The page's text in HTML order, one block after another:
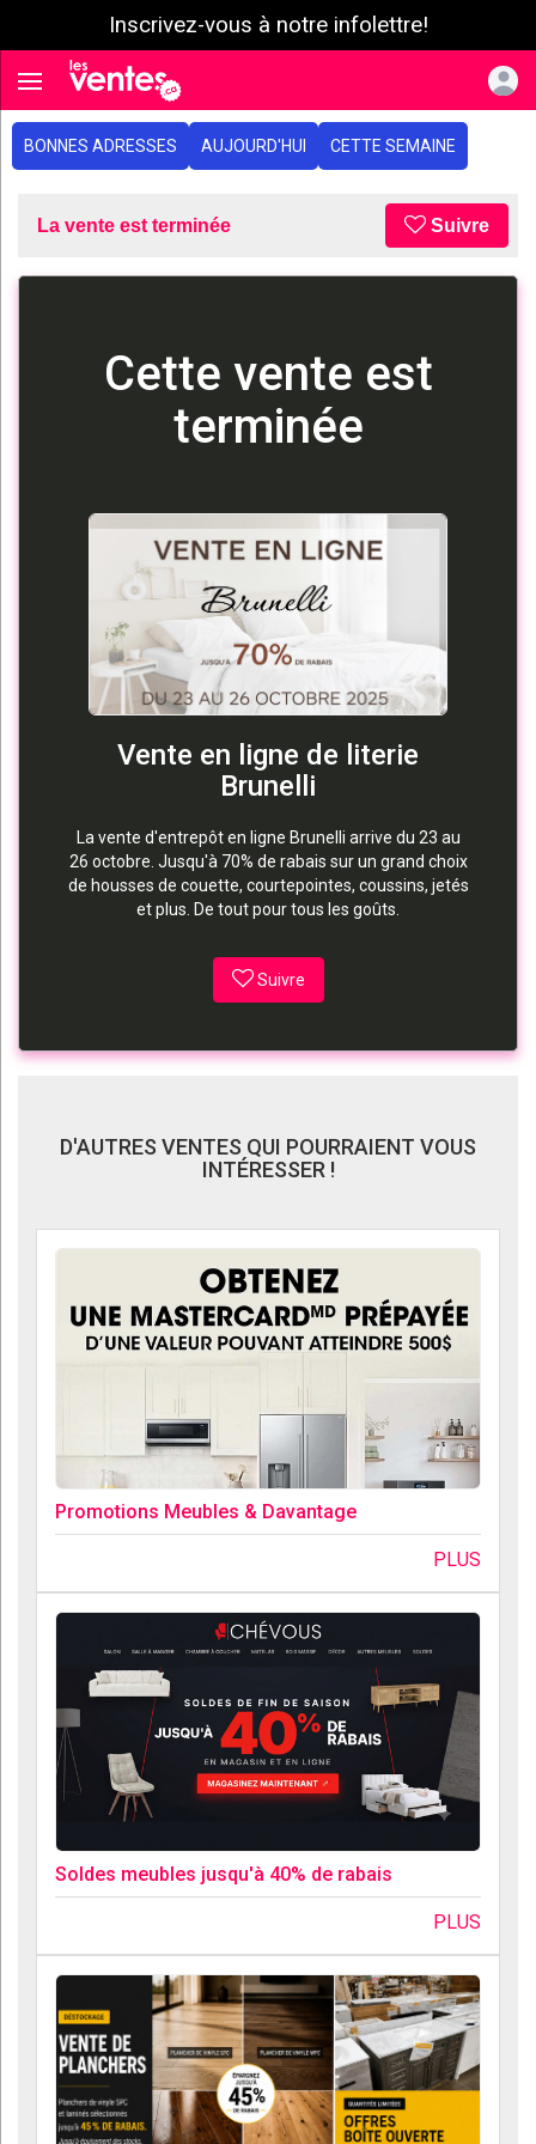
Inscrivez-vous à notre infolettre!
Toggle navigation
BONNES ADRESSES AUJOURD'HUI CETTE SEMAINE
La vente est terminée Suivre
Cette vente est
terminée
Vente en ligne de literie
Brunelli
La vente d'entrepôt en ligne Brunelli arrive du 23 au
26 octobre. Jusqu'à 70% de rabais sur un grand choix
de housses de couette, courtepointes, coussins, jetés
et plus. De tout pour tous les goûts.
Suivre
D'AUTRES VENTES QUI POURRAIENT VOUS
INTÉRESSER !
Promotions Meubles & Davantage
PLUS
Soldes meubles jusqu'à 40% de rabais
PLUS